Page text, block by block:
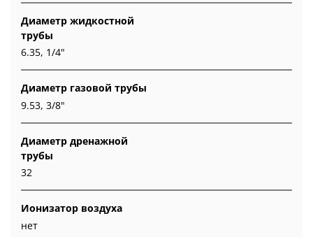
Диаметр жидкостной
трубы
6.35, 1/4"
Диаметр газовой трубы
9.53, 3/8"
Диаметр дренажной
трубы
32
Ионизатор воздуха
нет